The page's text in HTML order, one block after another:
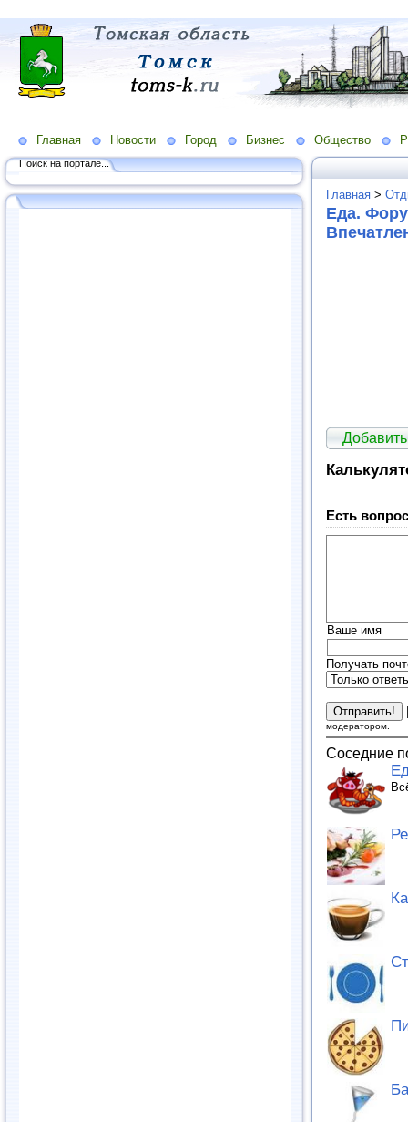
Главная Новости Город Бизнес Общество
Поиск на портале...
Главная >
Еда.
Есть
Ваше имя
Получать
модератором.
Соседние